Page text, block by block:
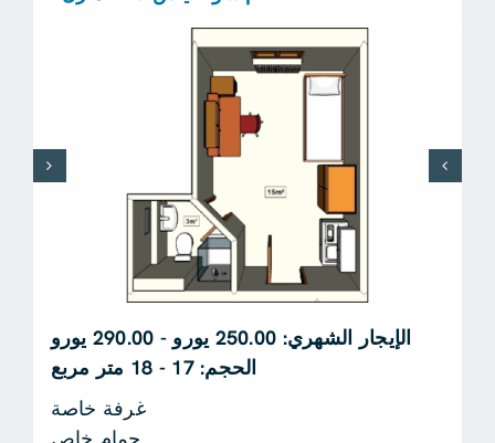
الإيجار الشهري: 250.00 يورو - 290.00 يورو
الحجم: 17 - 18 متر مربع
غرفة خاصة